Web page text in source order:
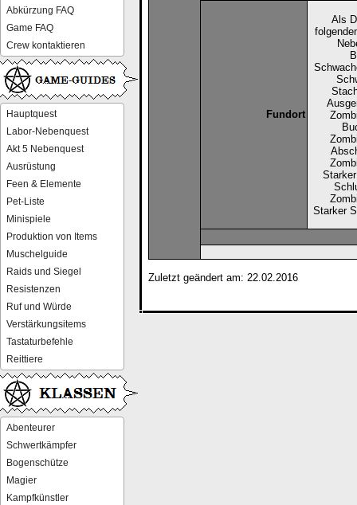
Abkürzung FAQ
Game FAQ
Crew kontaktieren
Hauptquest
Labor-Nebenquest
Akt 5 Nebenquest
Ausrüstung
Feen & Elemente
Pet-Liste
Minispiele
Produktion von Items
Muschelguide
Raids und Siegel
Resistenzen
Ruf und Würde
Verstärkungsitems
Tastaturbefehle
Reittiere
Abenteurer
Schwertkämpfer
Bogenschütze
Magier
Kampfkünstler
Fundort
Als
Starker
Zuletzt geändert am: 22.02.2016